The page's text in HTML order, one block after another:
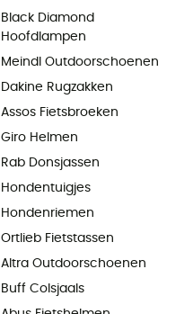
Black Diamond
Hoofdlampen
Meindl Outdoorschoenen
Dakine Rugzakken
Assos Fietsbroeken
Giro Helmen
Rab Donsjassen
Hondentuigjes
Hondenriemen
Ortlieb Fietstassen
Altra Outdoorschoenen
Buff Colsjaals